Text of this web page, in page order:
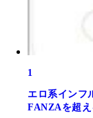
1
エロ系インフ
FANZAを超え